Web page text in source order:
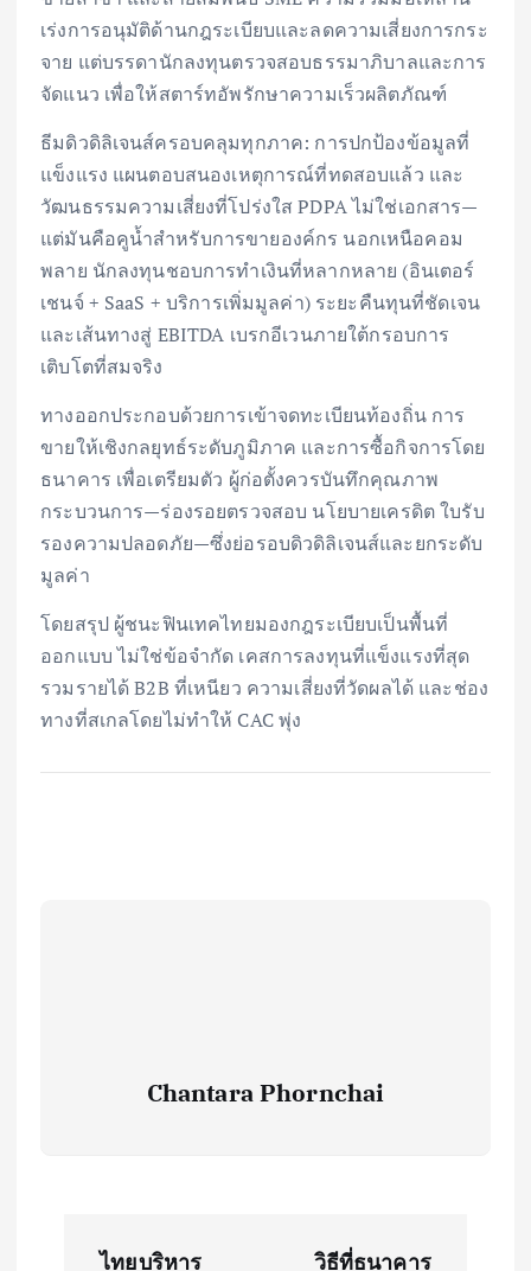
เร่งการอนุมัติด้านกฎระเบียบและลดความเสี่ยงการกระ
จาย แต่บรรดานักลงทุนตรวจสอบธรรมาภิบาลและการ
จัดแนว เพื่อให้สตาร์ทอัพรักษาความเร็วผลิตภัณฑ์
ธีมดิวดิลิเจนส์ครอบคลุมทุกภาค: การปกป้องข้อมูลที่
แข็งแรง แผนตอบสนองเหตุการณ์ที่ทดสอบแล้ว และ
วัฒนธรรมความเสี่ยงที่โปร่งใส PDPA ไม่ใช่เอกสาร—
แต่มันคือคูน้ำสำหรับการขายองค์กร นอกเหนือคอม
พลาย นักลงทุนชอบการทำเงินที่หลากหลาย (อินเตอร์
เชนจ์ + SaaS + บริการเพิ่มมูลค่า) ระยะคืนทุนที่ชัดเจน
และเส้นทางสู่ EBITDA เบรกอีเวนภายใต้กรอบการ
เติบโตที่สมจริง
ทางออกประกอบด้วยการเข้าจดทะเบียนท้องถิ่น การ
ขายให้เชิงกลยุทธ์ระดับภูมิภาค และการซื้อกิจการโดย
ธนาคาร เพื่อเตรียมตัว ผู้ก่อตั้งควรบันทึกคุณภาพ
กระบวนการ—ร่องรอยตรวจสอบ นโยบายเครดิต ใบรับ
รองความปลอดภัย—ซึ่งย่อรอบดิวดิลิเจนส์และยกระดับ
มูลค่า
โดยสรุป ผู้ชนะฟินเทคไทยมองกฎระเบียบเป็นพื้นที่
ออกแบบ ไม่ใช่ข้อจำกัด เคสการลงทุนที่แข็งแรงที่สุด
รวมรายได้ B2B ที่เหนียว ความเสี่ยงที่วัดผลได้ และช่อง
ทางที่สเกลโดยไม่ทำให้ CAC พุ่ง
Chantara Phornchai
ไทยบริหาร วิธีที่ธนาคาร